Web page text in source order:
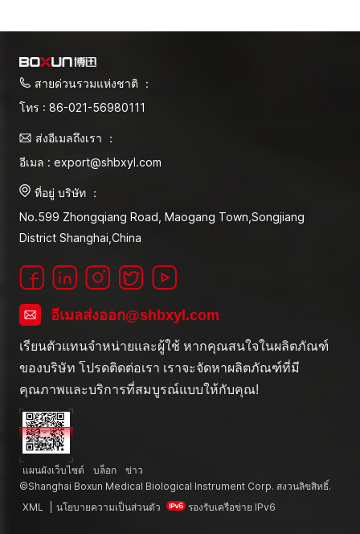
สายด่วนรวมแห่งชาติ ：
โทร : 86-021-56980111
ส่งอีเมลถึงเรา ：
อีเมล : export@shbxyl.com
ที่อยู่ บริษัท ：
No.599 Zhongqiang Road, Maogang Town,Songjiang
District Shanghai,China
อีเมลส่งออก@shbxyl.com
เรียนตัวแทนจำหน่ายและผู้ใช้ หากคุณสนใจในผลิตภัณฑ์
ของบริษัท โปรดติดต่อเรา เราจะจัดหาผลิตภัณฑ์ที่มี
คุณภาพและบริการที่สมบูรณ์แบบให้กับคุณ!
แผนผังเว็บไซต์ บล็อก
ข่าว
©Shanghai Boxun Medical Biological Instrument Corp. สงวนลิขสิทธิ์.
XML
นโยบายความเป็นส่วนตัว รองรับเครือข่าย IPv6